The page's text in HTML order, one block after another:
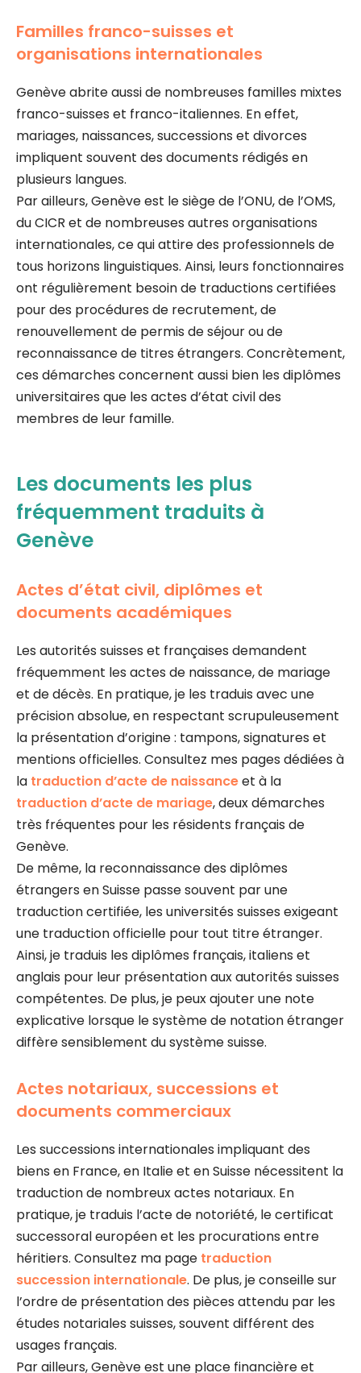
Familles franco-suisses et
organisations internationales
Genève abrite aussi de nombreuses familles mixtes
franco-suisses et franco-italiennes. En effet,
mariages, naissances, successions et divorces
impliquent souvent des documents rédigés en
plusieurs langues.
Par ailleurs, Genève est le siège de l’ONU, de l’OMS,
du CICR et de nombreuses autres organisations
internationales, ce qui attire des professionnels de
tous horizons linguistiques. Ainsi, leurs fonctionnaires
ont régulièrement besoin de traductions certifiées
pour des procédures de recrutement, de
renouvellement de permis de séjour ou de
reconnaissance de titres étrangers. Concrètement,
ces démarches concernent aussi bien les diplômes
universitaires que les actes d’état civil des
membres de leur famille.
Les documents les plus
fréquemment traduits à
Genève
Actes d’état civil, diplômes et
documents académiques
Les autorités suisses et françaises demandent
fréquemment les actes de naissance, de mariage
et de décès. En pratique, je les traduis avec une
précision absolue, en respectant scrupuleusement
la présentation d’origine : tampons, signatures et
mentions officielles. Consultez mes pages dédiées à
la traduction d’acte de naissanceet à la
traduction d’acte de mariage, deux démarches
très fréquentes pour les résidents français de
Genève.
De même, la reconnaissance des diplômes
étrangers en Suisse passe souvent par une
traduction certifiée, les universités suisses exigeant
une traduction officielle pour tout titre étranger.
Ainsi, je traduis les diplômes français, italiens et
anglais pour leur présentation aux autorités suisses
compétentes. De plus, je peux ajouter une note
explicative lorsque le système de notation étranger
diffère sensiblement du système suisse.
Actes notariaux, successions et
documents commerciaux
Les successions internationales impliquant des
biens en France, en Italie et en Suisse nécessitent la
traduction de nombreux actes notariaux. En
pratique, je traduis l’acte de notoriété, le certificat
successoral européen et les procurations entre
héritiers. Consultez ma page traduction
succession internationale. De plus, je conseille sur
l’ordre de présentation des pièces attendu par les
études notariales suisses, souvent différent des
usages français.
Par ailleurs, Genève est une place financière et